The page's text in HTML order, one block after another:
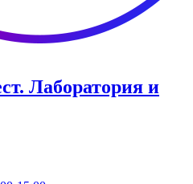
Лаборатория и